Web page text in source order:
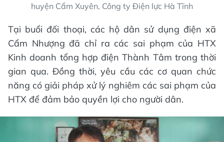
huyện Cẩm Xuyên, Công ty Điện lực Hà Tĩnh
Tại buổi đối thoại, các hộ dân sử dụng điện xã
Cẩm Nhượng đã chỉ ra các sai phạm của HTX
Kinh doanh tổng hợp điện Thành Tâm trong thời
gian qua. Đồng thời, yêu cầu các cơ quan chức
năng có giải pháp xử lý nghiêm các sai phạm của
HTX để đảm bảo quyền lợi cho người dân.